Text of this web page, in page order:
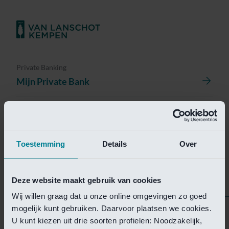
Toestemming Details Over
Deze website maakt gebruik van cookies
Wij willen graag dat u onze online omgevingen zo goed
mogelijk kunt gebruiken. Daarvoor plaatsen we cookies.
U kunt kiezen uit drie soorten profielen: Noodzakelijk,
Private Banking
Mijn Private Bank
Helaas is deze pagina